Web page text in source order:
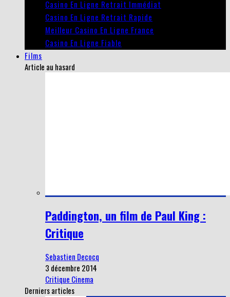
Casino En Ligne Retrait Immédiat
Casino En Ligne Retrait Rapide
Meilleur Casino En Ligne France
Casino En Ligne Fiable
Films
Article au hasard
Paddington, un film de Paul King :
Critique
Sebastien Decocq
3 décembre 2014
Critique Cinema
Derniers articles